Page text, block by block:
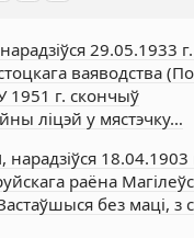
29.05.1933
ваяводства
1951 г. скончыў
ліцэй у мястэчку…
, нарадзіўся
раёна
без маці, з